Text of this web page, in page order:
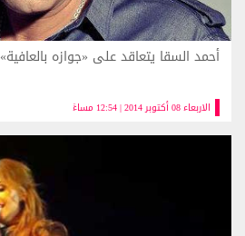
الاربعاء 08 أكتوبر 2014 | 12:54 مساءً
أحمد السقا يتعاقد على «جوازه بالعافية»